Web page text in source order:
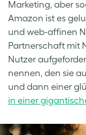
Marketing, aber
Amazon ist es
und web-affinen
Partnerschaft mit
Nutzer
nennen, den sie
und dann einer
in einer